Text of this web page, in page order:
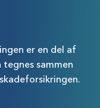
er en del af
sammen